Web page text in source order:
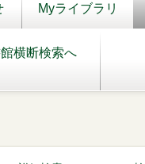
Myライブラリ
横断検索へ